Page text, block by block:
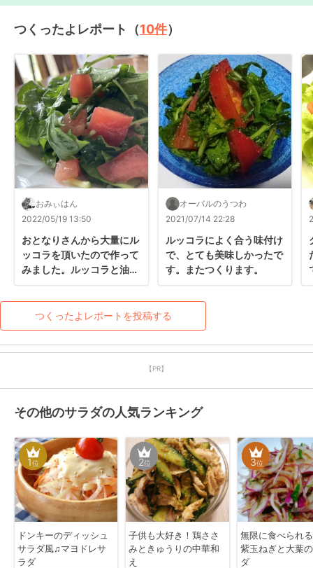
つくったよレポート（10件）
おみぃはん
2022/05/19 13:50
おとなりさんから大量にル
ッコラを頂いたので作って
みました。ルッコラと油の
くさん食べられました。レ
シピありがとうございます
♪
オーバルのうつわ
2021/07/14 22:28
ルッコラによく合う味付け
で、とても美味しかったで
す。またつくります。
つくったよレポートを投稿する
【PR】
その他のサラダの人気ランキング
1位
ドンキーのディッシュ
サラダ風♫マヨドレサ
ラダ
2位
子供も大好き！鶏ささ
みときゅうりの中華和
え
3位
無限に食べられ
紫玉ねぎと大葉
ダ